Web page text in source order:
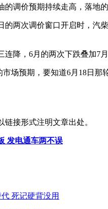
调价预期持续走高，落地
两次调价窗口开启时，汽
降，6月的两次下跌叠加7
场预期，要知道6月18日
接形式注明文章出处。
发电通车两不误